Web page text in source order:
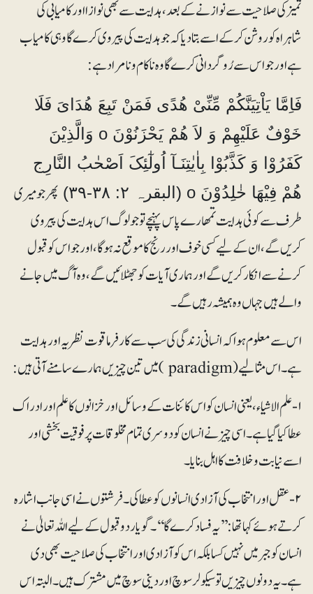
تمیز کی صلاحیت سے نوازنے کے بعد، ہدایت سے بھی نوازا اور کامیابی کی
شاہراہ کو روشن کرکے اسے بتادیا کہ جو ہدایت کی پیروی کرے گا وہی کامیاب
ہے اور جو اس سے رُوگردانی کرے گا وہ ناکام و نامراد ہے:
فَاِمَّا یَاْتِیَنَّکُمْ مِّنِّیْ ھُدًی فَمَنْ تَبِعَ ھُدَایَ فَلَا
خَوْفٌ عَلَیْھِمْ وَ لاَ ھُمْ یَحْزَنُوْنَ o وَالَّذِیْنَ
کَفَرُوْا وَ کَذَّبُوْا بِاٰیٰتِنَـآ اُولٰٓئِکَ اَصْحٰبُ النَّارِج
ھُمْ فِیْھَا خٰلِدُوْنَ o (البقرہ ۲: ۳۸-۳۹)
پھر جو میری
طرف سے کوئی ہدایت تمھارے پاس پہنچے تو جو لوگ اس ہدایت کی پیروی
کریں گے، ان کے لیے کسی خوف اور رنج کا موقع نہ ہوگا، اور جو اس کو قبول
کرنے سے انکار کریں گے اور ہماری آیات کو جھٹلائیں گے، وہ آگ میں جانے
والے ہیں جہاں وہ ہمیشہ رہیں گے۔
اس سے معلوم ہوا کہ انسانی زندگی کی سب سے کارفرما قوت نظریہ اور ہدایت
ہے۔ اس مثالیے (paradigm ) میں تین چیزیں ہمارے سامنے آتی ہیں:
۱- علم الاشیاء، یعنی انسان کو اس کائنات کے وسائل اور خزانوں کا علم اور ادراک
عطا کیا گیا ہے۔ اسی چیز نے انسان کو دوسری تمام مخلوقات پر فوقیت بخشی اور
اسے نیابت و خلافت کا اہل بنایا۔
۲- عقل اور انتخاب کی آزادی انسانوں کو عطا کی۔ فرشتوں نے اسی جانب اشارہ
کرتے ہوئے کہا تھا: ’’یہ فساد کرے گا‘‘۔ گویا رد وقبول کے لیے اللہ تعالیٰ نے
انسان کوجبر میں نہیں کسا بلکہ اس کو آزادی اور انتخاب کی صلاحیت بھی دی
ہے۔ یہ دونوں چیزیں تو سیکولر سوچ اور دینی سوچ میں مشترک ہیں۔ البتہ اس